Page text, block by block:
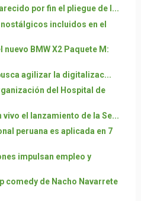
por fin el pliegue de l...
incluidos en el
nuevo BMW X2 Paquete M:
agilizar la digitalizac...
del Hospital de
el lanzamiento de la Se...
peruana es aplicada en 7
impulsan empleo y
comedy de Nacho Navarrete